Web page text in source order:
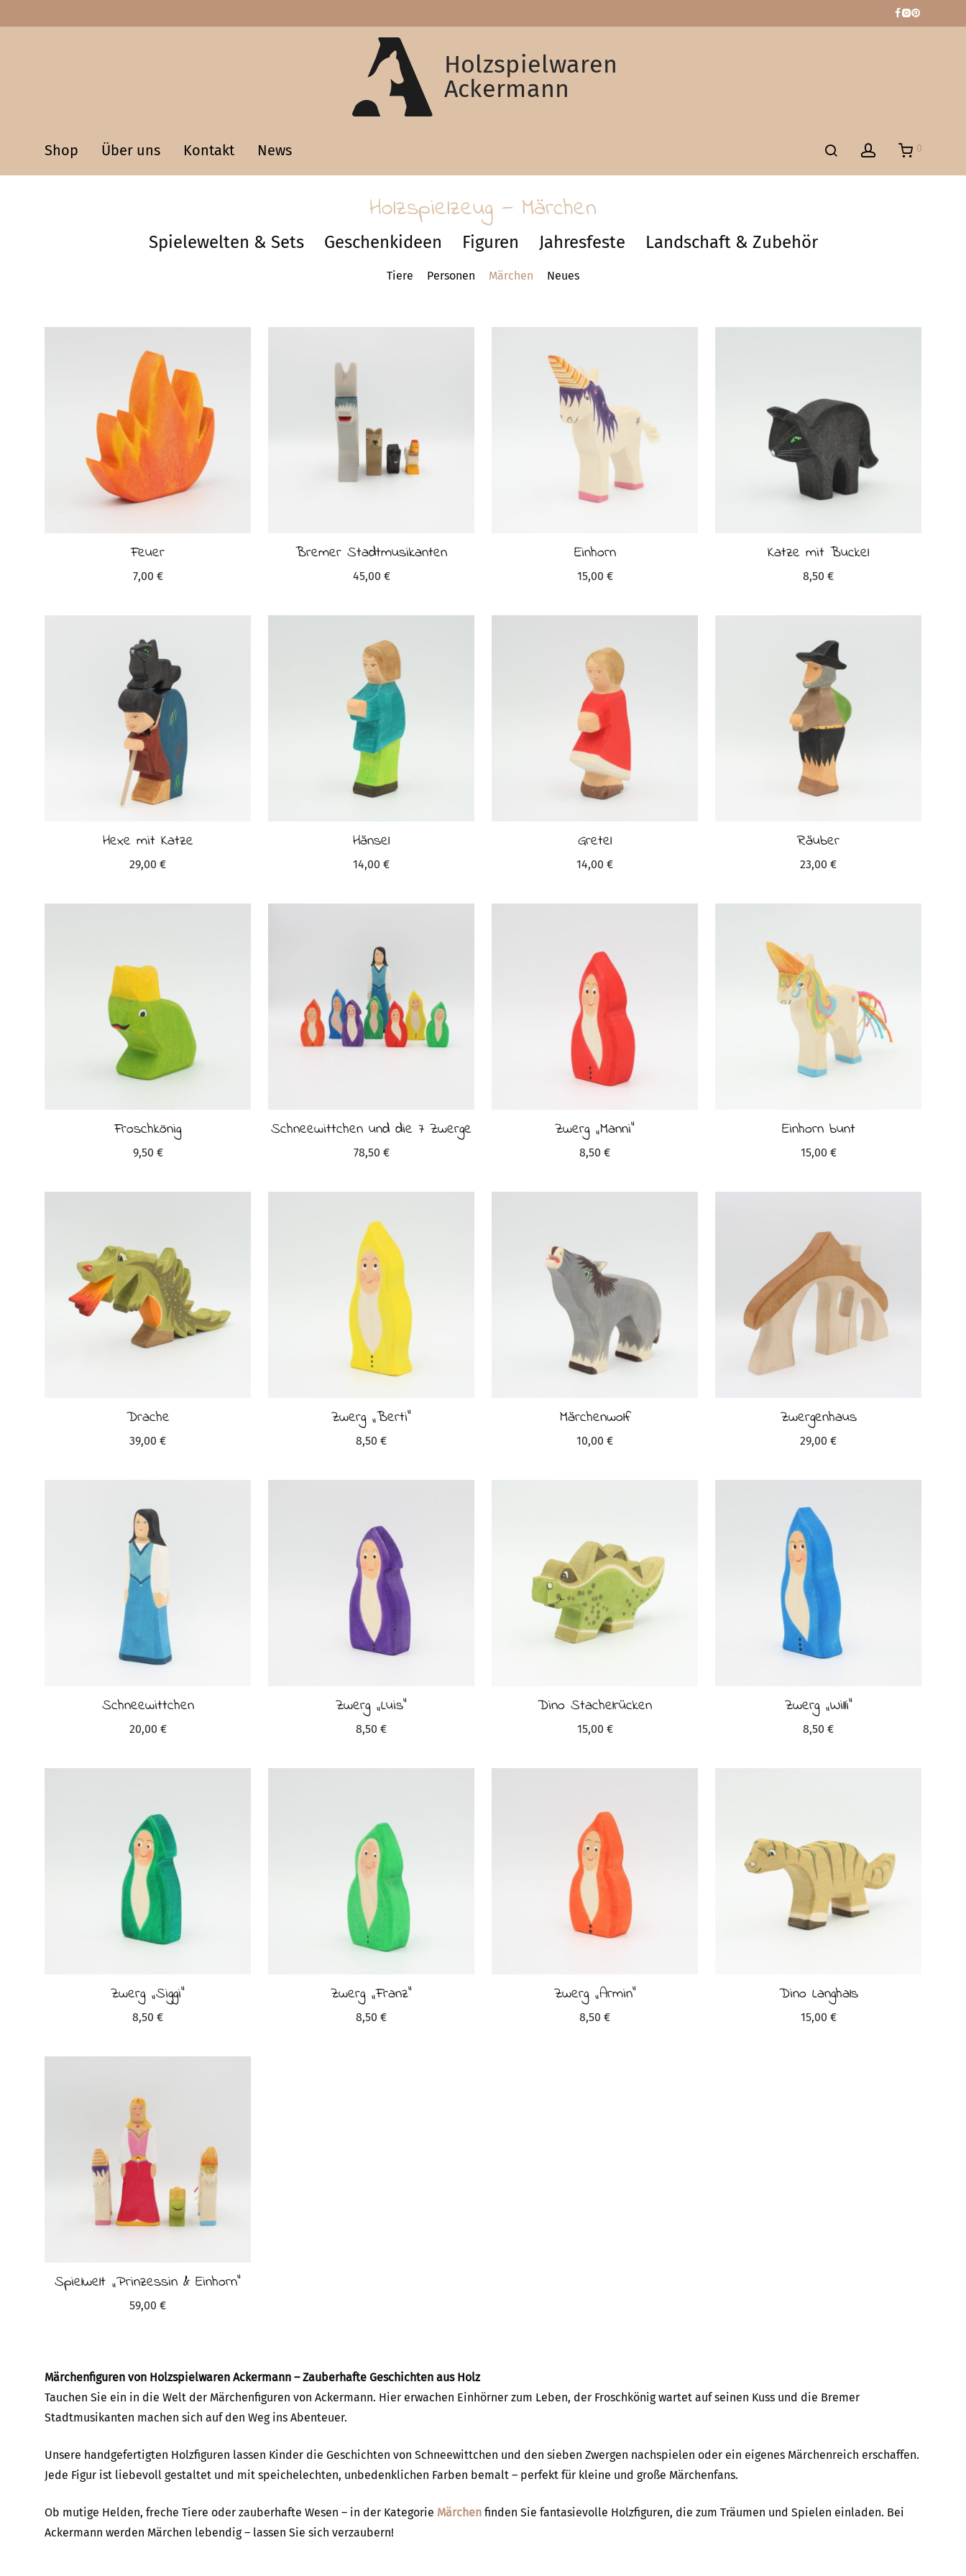
Holzspielwaren
Ackermann
Shop Über uns Kontakt News 0
Holzspielzeug — Märchen
Spielewelten & Sets Geschenkideen Figuren Jahresfeste Landschaft & Zubehör
Tiere Personen Märchen Neues
Feuer
7,00 €
Bremer Stadtmusikanten
45,00 €
Einhorn
15,00 €
Katze mit Buckel
8,50 €
Hexe mit Katze
29,00 €
Hänsel
14,00 €
Gretel
14,00 €
Räuber
23,00 €
Froschkönig
9,50 €
Schneewittchen und die 7 Zwerge
78,50 €
Zwerg „Manni“
8,50 €
Einhorn bunt
15,00 €
Drache
39,00 €
Zwerg „Berti“
8,50 €
Märchenwolf
10,00 €
Zwergenhaus
29,00 €
Schneewittchen
20,00 €
Zwerg „Luis“
8,50 €
Dino Stachelrücken
15,00 €
Zwerg „Willi“
8,50 €
Zwerg „Siggi“
8,50 €
Zwerg „Franz“
8,50 €
Zwerg „Armin“
8,50 €
Dino Langhals
15,00 €
Spielwelt „Prinzessin & Einhorn“
59,00 €
Märchenfiguren von Holzspielwaren Ackermann – Zauberhafte Geschichten aus Holz
Tauchen Sie ein in die Welt der Märchenfiguren von Ackermann. Hier erwachen Einhörner zum Leben, der Froschkönig wartet auf seinen Kuss und die Bremer
Stadtmusikanten machen sich auf den Weg ins Abenteuer.
Unsere handgefertigten Holzfiguren lassen Kinder die Geschichten von Schneewittchen und den sieben Zwergen nachspielen oder ein eigenes Märchenreich erschaffen.
Jede Figur ist liebevoll gestaltet und mit speichelechten, unbedenklichen Farben bemalt – perfekt für kleine und große Märchenfans.
Ob mutige Helden, freche Tiere oder zauberhafte Wesen – in der Kategorie Märchen finden Sie fantasievolle Holzfiguren, die zum Träumen und Spielen einladen. Bei
Ackermann werden Märchen lebendig – lassen Sie sich verzaubern!